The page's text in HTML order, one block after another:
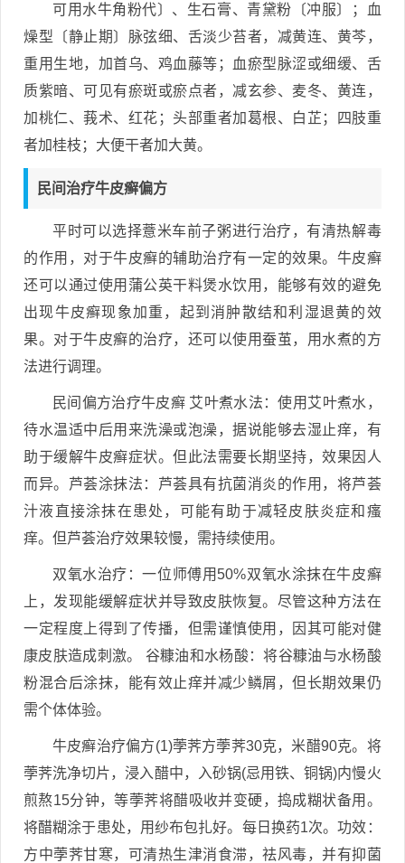
可用水牛角粉代〕、生石膏、青黛粉〔冲服〕；血
燥型〔静止期〕脉弦细、舌淡少苔者，减黄连、黄芩，
重用生地，加首乌、鸡血藤等；血瘀型脉涩或细缓、舌
质紫暗、可见有瘀斑或瘀点者，减玄参、麦冬、黄连，
加桃仁、莪术、红花；头部重者加葛根、白芷；四肢重
者加桂枝；大便干者加大黄。
民间治疗牛皮癣偏方
平时可以选择薏米车前子粥进行治疗，有清热解毒
的作用，对于牛皮癣的辅助治疗有一定的效果。牛皮癣
还可以通过使用蒲公英干料煲水饮用，能够有效的避免
出现牛皮癣现象加重，起到消肿散结和利湿退黄的效
果。对于牛皮癣的治疗，还可以使用蚕茧，用水煮的方
法进行调理。
民间偏方治疗牛皮癣 艾叶煮水法：使用艾叶煮水，
待水温适中后用来洗澡或泡澡，据说能够去湿止痒，有
助于缓解牛皮癣症状。但此法需要长期坚持，效果因人
而异。芦荟涂抹法：芦荟具有抗菌消炎的作用，将芦荟
汁液直接涂抹在患处，可能有助于减轻皮肤炎症和瘙
痒。但芦荟治疗效果较慢，需持续使用。
双氧水治疗：一位师傅用50%双氧水涂抹在牛皮癣
上，发现能缓解症状并导致皮肤恢复。尽管这种方法在
一定程度上得到了传播，但需谨慎使用，因其可能对健
康皮肤造成刺激。 谷糠油和水杨酸：将谷糠油与水杨酸
粉混合后涂抹，能有效止痒并减少鳞屑，但长期效果仍
需个体体验。
牛皮癣治疗偏方(1)荸荠方荸荠30克，米醋90克。将
荸荠洗净切片，浸入醋中，入砂锅(忌用铁、铜锅)内慢火
煎熬15分钟，等荸荠将醋吸收并变硬，捣成糊状备用。
将醋糊涂于患处，用纱布包扎好。每日换药1次。功效：
方中荸荠甘寒，可清热生津消食滞，祛风毒，并有抑菌